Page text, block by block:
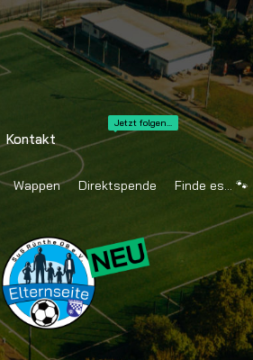
Kontakt
Jetzt folgen...
Wappen Direktspende Finde es... 🐾